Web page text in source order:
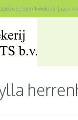
op eigen kwekerij | ook